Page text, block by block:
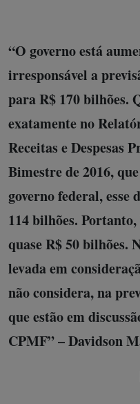
“O governo está
irresponsável a
para R$ 170 bilhões.
exatamente no
Receitas e Despesas
Bimestre de 2016,
governo federal,
114 bilhões.
quase R$ 50 bilhões.
levada em
não considera, na
que estão em
CPMF” – Davidson